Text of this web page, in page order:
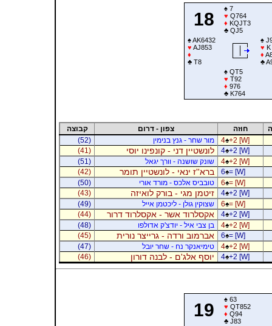
18
♠7
♥ Q764
♦ KQJT3
♣QJ5
♠AK6432
♥ AJ853
♦
♣T8
♠
♥ K
♦
♣
♠QT5
♥ T92
♦ 976
♣K764
חוזה צפון - דרום
קבוצה
4♠+2 [W] מור שחר - גנץ בנימין
(52)
4♠+2 [W] לונשטיין דני - קונפינו יוסי
(41)
4♠+2 [W] שונק שושנה - וורך יגאל
(51)
6♠= [W] ברא''ז ינאי - לונשטיין תומר
(42)
6♠= [W] טובביס אלכס - מורד אורי
(50)
4♠+2 [W] זיטמן מגי - בורק לואיזה
(43)
6♠= [W] שצוקין גולן - ליכטמן אייל
(49)
4♠+2 [W] אקסלרוד אשר - אקסלרוד דרור
(44)
4♠+2 [W] בן צבי איל - יודצ'ק אדולפו
(48)
6♠= [W] אברמוב ורדה - גרייצר נורית
(45)
4♠+2 [W] טימיאנקר נח - שחר יובל
(47)
4♠+2 [W] יוסף אלג'ם - לבנה דורון (46)
19
♠63
♥ QT852
♦ Q94
♣J83